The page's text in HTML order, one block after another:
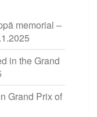
memorial –
in the Grand
Grand Prix of